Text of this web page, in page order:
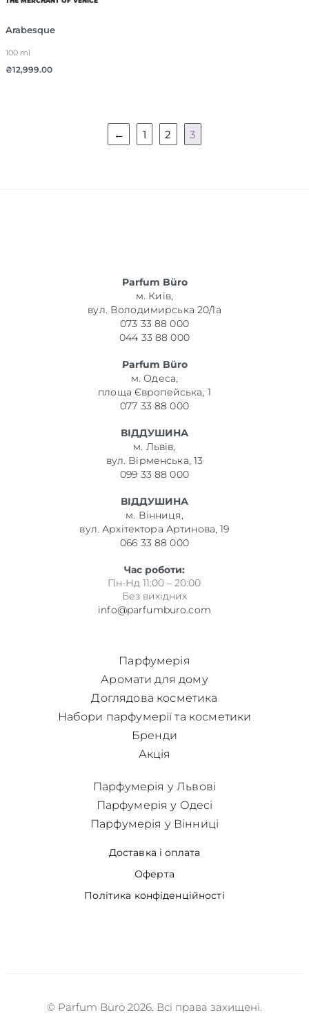
Arabesque
100 ml
₴12,999.00
← 1 2 3
Parfum Büro
м. Київ,
вул. Володимирська 20/1а
073 33 88 000
044 33 88 000
Parfum Büro
м. Одеса,
площа Європейська, 1
077 33 88 000
ВІДДУШИНА
м. Львів,
вул. Вірменська, 13
099 33 88 000
ВІДДУШИНА
м. Вінниця,
вул. Архітектора Артинова, 19
066 33 88 000
Час роботи:
Пн-Нд 11:00 – 20:00
Без вихідних
info@parfumburo.com
Парфумерія
Аромати для дому
Доглядова косметика
Набори парфумерії та косметики
Бренди
Акція
Доставка і оплата
Оферта
Політика конфіденційності
Парфумерія у Львові
Парфумерія у Одесі
Парфумерія у Вінниці
© Parfum Büro 2026. Всі права захищені.